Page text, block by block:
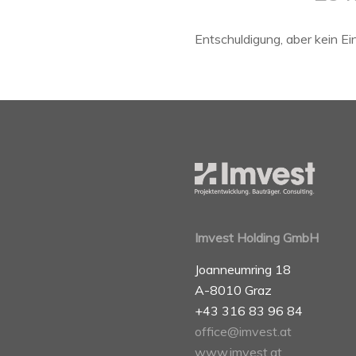
Entschuldigung, aber kein
Imvest Holding GmbH
Joanneumring 18
A-8010 Graz
+43 316 83 96 84
office@imvest.at
www.imvest.at